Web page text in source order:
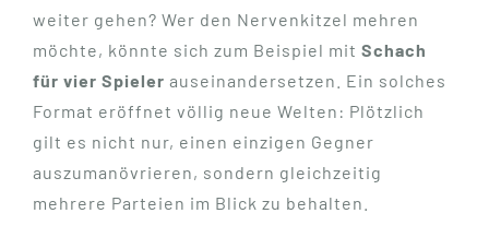
weiter gehen? Wer den Nervenkitzel mehren
möchte, könnte sich zum Beispiel mit Schach
für vier Spieler auseinandersetzen. Ein solches
Format eröffnet völlig neue Welten: Plötzlich
gilt es nicht nur, einen einzigen Gegner
auszumanövrieren, sondern gleichzeitig
mehrere Parteien im Blick zu behalten.